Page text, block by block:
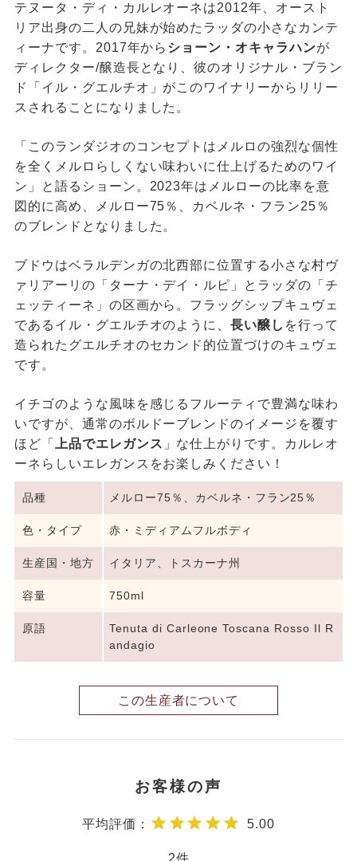
テヌータ・ディ・カルレオーネは2012年、オースト
リア出身の二人の兄妹が始めたラッダの小さなカンテ
ィーナです。2017年から ショーン・オキャラハンが
ディレクター/醸造長となり、彼のオリジナル・ブラン
ド「イル・グエルチオ」がこのワイナリーからリリー
スされることになりました。
「このランダジオのコンセプトはメルロの強烈な個性
を全くメルロらしくない味わいに仕上げるためのワイ
ン」と語るショーン。2023年はメルローの比率を意
図的に高め、メルロー75％、カベルネ・フラン25％
のブレンドとなりました。
ブドウはベラルデンガの北西部に位置する小さな村ヴ
ァリアーリの「ターナ・デイ・ルピ」とラッダの「チ
ェッティーネ」の区画から。フラッグシップキュヴェ
であるイル・グエルチオのように、長い醸し を行って
造られたグエルチオのセカンド的位置づけのキュヴェ
です。
イチゴのような風味を感じるフルーティで豊満な味わ
いですが、通常のボルドーブレンドのイメージを覆す
ほど「
上品でエレガンス 」な仕上がりです。カルレオ
ーネらしいエレガンスをお楽しみください！
品種 メルロー75％、カベルネ・フラン25％
色・タイプ 赤・ミディアムフルボディ
生産国・地方 イタリア、トスカーナ州
容量 750ml
原語
Tenuta di Carleone Toscana Rosso Il R
andagio
この生産者について
5.00